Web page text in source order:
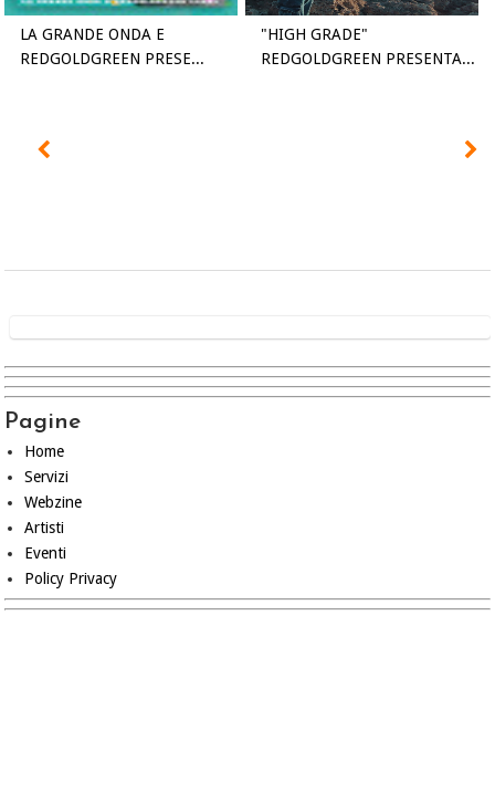
LA GRANDE ONDA E
REDGOLDGREEN PRESE...
"HIGH GRADE"
REDGOLDGREEN PRESENTA...
Pagine
Home
Servizi
Webzine
Artisti
Eventi
Policy Privacy